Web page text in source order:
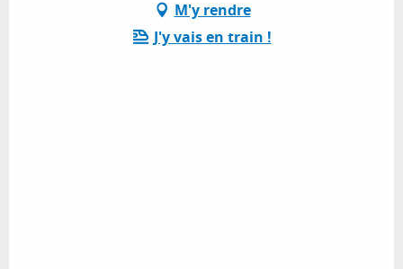
M'y rendre
J'y vais en train !